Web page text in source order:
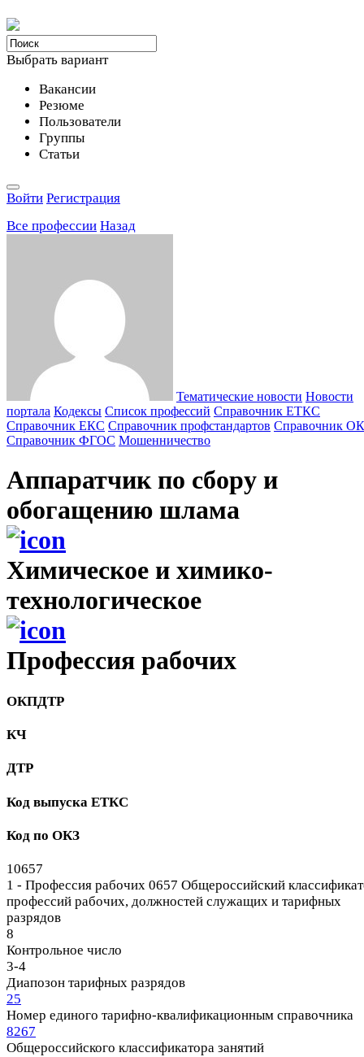
Выбрать вариант
Вакансии
Резюме
Пользователи
Группы
Статьи
Войти Регистрация
Все професcии Назад
Тематические новости Новости
портала Кодексы Cписок профессий Справочник ЕТКС
Справочник ЕКС Справочник профстандартов Справочник
Справочник ФГОС Мошенничество
Аппаратчик по сбору и
обогащению шлама
Химическое и химико-
технологическое
Профессия рабочих
ОКПДТР
КЧ
ДТР
Код выпуска ЕТКС
Код по ОКЗ
10657
1 - Профессия рабочих 0657 Общероссийский
профессий рабочих, должностей служащих и тарифных
разрядов
8
Контрольное число
3-4
Диапозон тарифных разрядов
25
Номер единого тарифно-квалификационным справочника
8267
Общероссийского классификатора занятий